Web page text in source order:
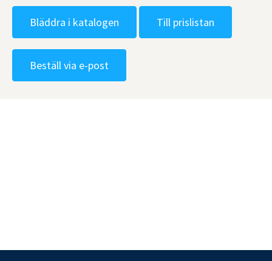
Bläddra i katalogen Till prislistan
Beställ via e-post